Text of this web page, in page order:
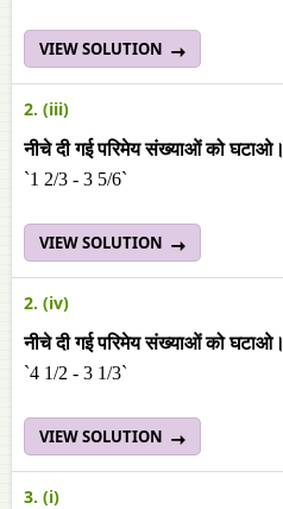
VIEW SOLUTION
2. (iii)
नीचे दी गई परिमेय संख्याओं को घटाओ।
`1 2/3 - 3 5/6`
VIEW SOLUTION
2. (iv)
नीचे दी गई परिमेय संख्याओं को घटाओ।
`4 1/2 - 3 1/3`
VIEW SOLUTION
3. (i)